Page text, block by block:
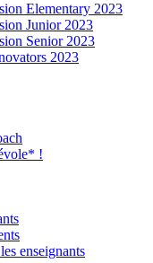
Elementary 2023
Junior 2023
Senior 2023
2023
!
enseignants